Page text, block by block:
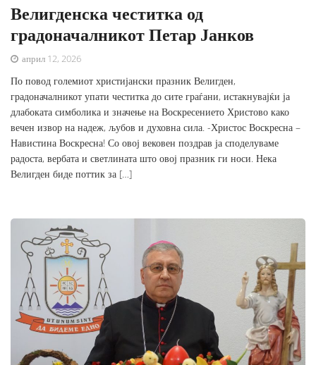
Велигденска честитка од
градоначалникот Петар Јанков
април 12, 2026
По повод големиот христијански празник Велигден,
градоначалникот упати честитка до сите граѓани, истакнувајќи ја
длабоката симболика и значење на Воскресението Христово како
вечен извор на надеж, љубов и духовна сила. -Христос Воскресна –
Навистина Воскресна! Со овој вековен поздрав ја споделуваме
радоста, вербата и светлината што овој празник ги носи. Нека
Велигден биде поттик за […]